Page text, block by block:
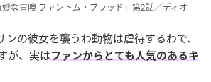
な冒険 ファントム・ブラッド」第2話／ディオ
ンの彼女を襲うわ動物は虐待するわで、
が、実は ファンからとても人気のあるキ